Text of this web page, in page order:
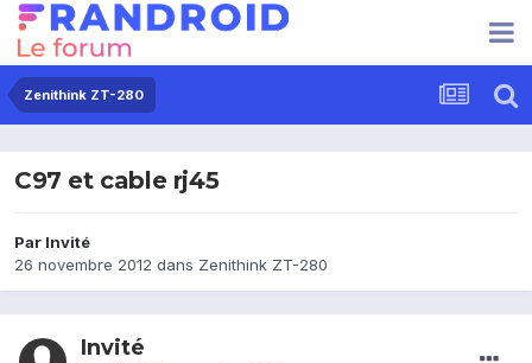
Zenithink ZT-280
C97 et cable rj45
Par Invité
26 novembre 2012 dans Zenithink ZT-280
Invité